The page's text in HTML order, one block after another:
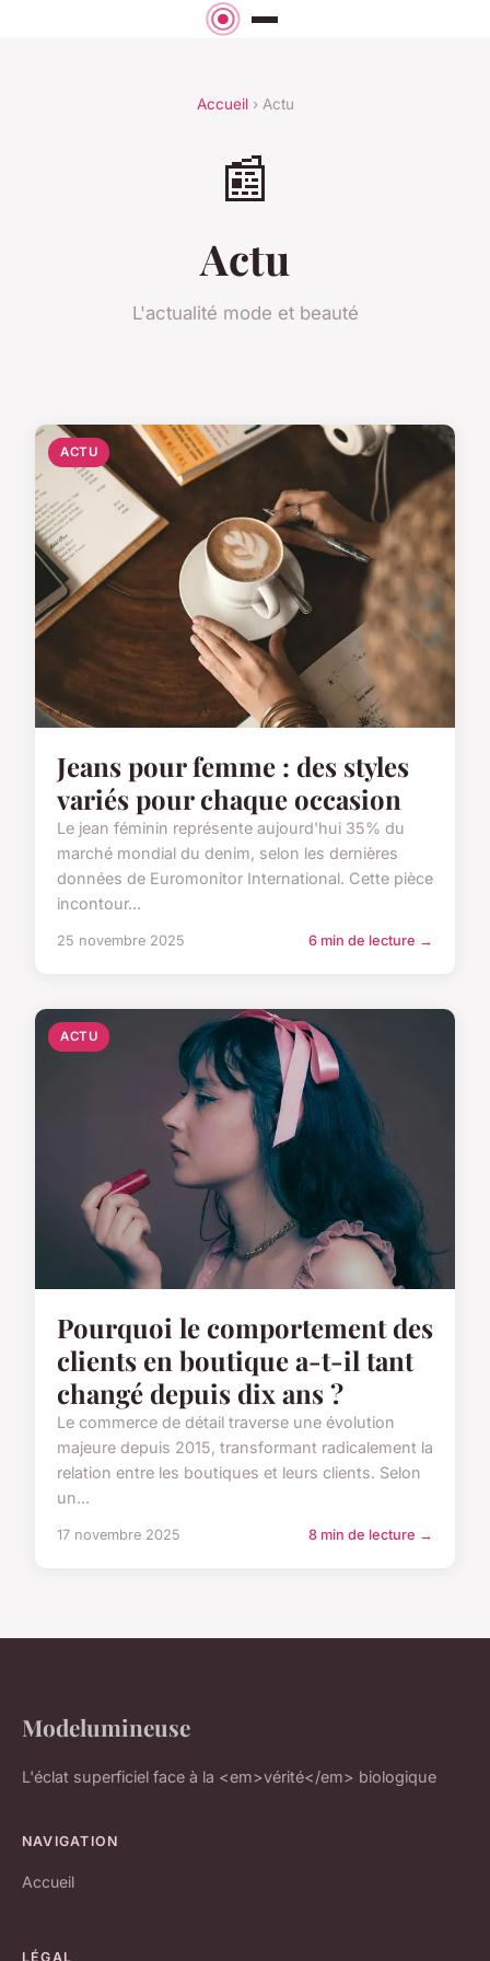
Accueil› Actu
📰
Actu
L'actualité mode et beauté
ACTU
Jeans pour femme : des styles
variés pour chaque occasion
Le jean féminin représente aujourd'hui 35% du
marché mondial du denim, selon les dernières
données de Euromonitor International. Cette pièce
incontour...
25 novembre 2025 6 min de lecture →
ACTU
Pourquoi le comportement des
clients en boutique a-t-il tant
changé depuis dix ans ?
Le commerce de détail traverse une évolution
majeure depuis 2015, transformant radicalement la
relation entre les boutiques et leurs clients. Selon
un...
17 novembre 2025 8 min de lecture →
Modelumineuse
L'éclat superficiel face à la <em>vérité</em> biologique
NAVIGATION
Accueil
LÉGAL